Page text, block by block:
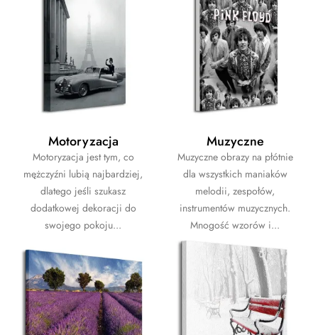
Motoryzacja
Motoryzacja jest tym, co
mężczyźni lubią najbardziej,
dlatego jeśli szukasz
dodatkowej dekoracji do
swojego pokoju...
Muzyczne
Muzyczne obrazy na płótnie
dla wszystkich maniaków
melodii, zespołów,
instrumentów muzycznych.
Mnogość wzorów i...